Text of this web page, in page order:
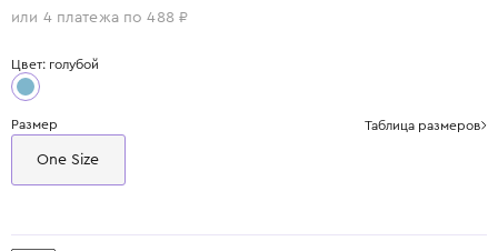
или 4 платежа по 488 ₽
Цвет: голубой
Размер Таблица размеров
One Size